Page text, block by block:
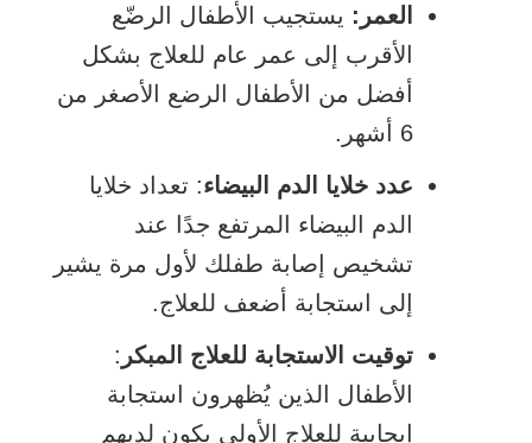
العمر: يستجيب الأطفال الرضّع
الأقرب إلى عمر عام للعلاج بشكل
أفضل من الأطفال الرضع الأصغر من
6 أشهر.
عدد خلايا الدم البيضاء: تعداد خلايا
الدم البيضاء المرتفع جدًا عند
تشخيص إصابة طفلك لأول مرة يشير
إلى استجابة أضعف للعلاج.
توقيت الاستجابة للعلاج المبكر :
الأطفال الذين يُظهرون استجابة
إيجابية للعلاج الأولي يكون لديهم